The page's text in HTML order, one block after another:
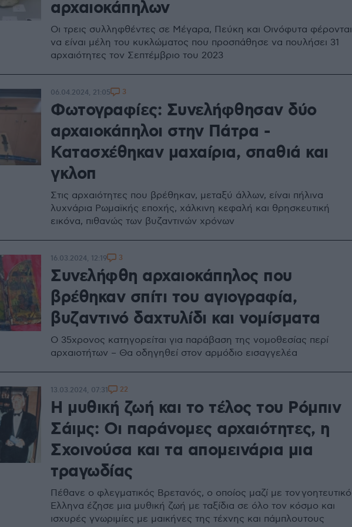
αρχαιοκάπηλων
Οι τρεις συλληφθέντες σε Μέγαρα, Πεύκη και Οινόφυτα φέρονται
να είναι μέλη του κυκλώματος που προσπάθησε να πουλήσει 31
αρχαιότητες τον Σεπτέμβριο του 2023
Φωτογραφίες: Συνελήφθησαν δύο
αρχαιοκάπηλοι στην Πάτρα -
Κατασχέθηκαν μαχαίρια, σπαθιά και
γκλοπ
Στις αρχαιότητες που βρέθηκαν, μεταξύ άλλων, είναι πήλινα
λυχνάρια Ρωμαϊκής εποχής, χάλκινη κεφαλή και θρησκευτική
εικόνα, πιθανώς των βυζαντινών χρόνων
06.04.2024, 21:05 3
Συνελήφθη αρχαιοκάπηλος που
βρέθηκαν σπίτι του αγιογραφία,
βυζαντινό δαχτυλίδι και νομίσματα
Ο 35χρονος κατηγορείται για παράβαση της νομοθεσίας περί
αρχαιοτήτων – Θα οδηγηθεί στον αρμόδιο εισαγγελέα
16.03.2024, 12:19 3
Η μυθική ζωή και το τέλος του Ρόμπιν
Σάιμς: Οι παράνομες αρχαιότητες, η
Σχοινούσα και τα απομεινάρια μια
τραγωδίας
Πέθανε ο φλεγματικός Βρετανός, ο οποίος μαζί με τον γοητευτικό
Έλληνα έζησε μια μυθική ζωή με ταξίδια σε όλο τον κόσμο και
ισχυρές γνωριμίες με μαικήνες της τέχνης και πάμπλουτους
13.03.2024, 07:31 22